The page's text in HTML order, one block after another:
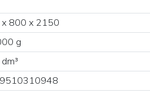
800 x 2150
g